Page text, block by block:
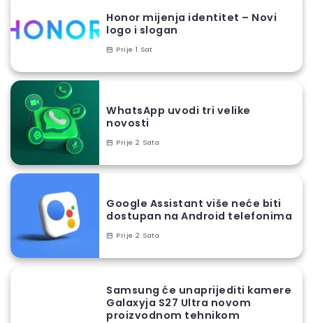
Honor mijenja identitet – Novi
logo i slogan
Prije 1 Sat
WhatsApp uvodi tri velike
novosti
Prije 2 Sata
Google Assistant više neće biti
dostupan na Android telefonima
Prije 2 Sata
Samsung će unaprijediti kamere
Galaxyja S27 Ultra novom
proizvodnom tehnikom